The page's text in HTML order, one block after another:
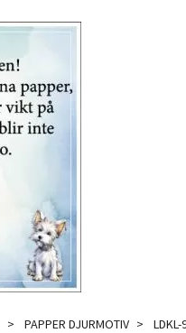
PAPPER DJURMOTIV